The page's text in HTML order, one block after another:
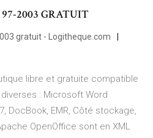
2003 GRATUIT
gratuit - Logitheque.com
libre et gratuite compatible
: Microsoft Word
DocBook, EMR, Côté stockage,
OpenOffice sont en XML